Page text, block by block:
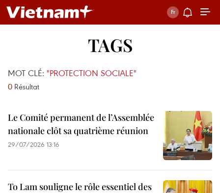
TAGS
MOT CLÉ: "PROTECTION SOCIALE"
0 Résultat
Le Comité permanent de l’Assemblée
nationale clôt sa quatrième réunion
29/07/2026 13:16
To Lam souligne le rôle essentiel des